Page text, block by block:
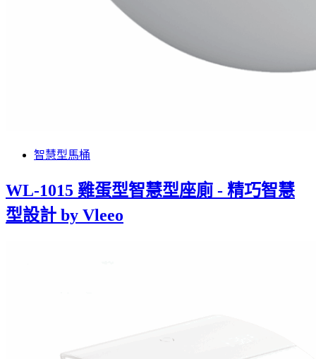
智慧型馬桶
WL-1015 雞蛋型智慧型座廁 - 精巧智慧
型設計 by Vleeo